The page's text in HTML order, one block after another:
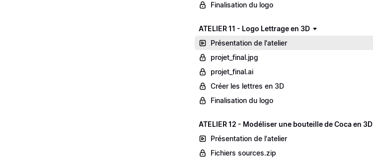
Finalisation du logo
ATELIER 11 - Logo Lettrage en 3D
Présentation de l'atelier
projet_final.jpg
projet_final.ai
Créer les lettres en 3D
Finalisation du logo
ATELIER 12 - Modéliser une bouteille de Coca en 3D
Présentation de l'atelier
Fichiers sources.zip